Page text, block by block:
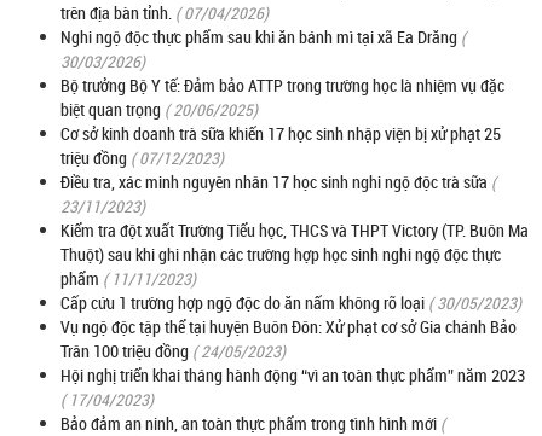
trên địa bàn tỉnh. ( 07/04/2026)
Nghi ngộ độc thực phẩm sau khi ăn bánh mì tại xã Ea Drăng (
30/03/2026)
Bộ trưởng Bộ Y tế: Đảm bảo ATTP trong trường học là nhiệm vụ đặc
biệt quan trọng ( 20/06/2025)
Cơ sở kinh doanh trà sữa khiến 17 học sinh nhập viện bị xử phạt 25
triệu đồng ( 07/12/2023)
Điều tra, xác minh nguyên nhân 17 học sinh nghi ngộ độc trà sữa (
23/11/2023)
Kiểm tra đột xuất Trường Tiểu học, THCS và THPT Victory (TP. Buôn Ma
Thuột) sau khi ghi nhận các trường hợp học sinh nghi ngộ độc thực
phẩm ( 11/11/2023)
Cấp cứu 1 trường hợp ngộ độc do ăn nấm không rõ loại ( 30/05/2023)
Vụ ngộ độc tập thể tại huyện Buôn Đôn: Xử phạt cơ sở Gia chánh Bảo
Trân 100 triệu đồng ( 24/05/2023)
Hội nghị triển khai tháng hành động “vì an toàn thực phẩm” năm 2023
( 17/04/2023)
Bảo đảm an ninh, an toàn thực phẩm trong tình hình mới (